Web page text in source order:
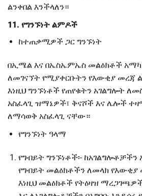
ልንቀበል እንችላለን።
11. የግንኙነት ልምዶች
ከተጠቃሚዎች ጋር ግንኙነት
በኢሜል እና በኤስኤምኤስ መልዕክቶች
ለመገናኘት የሚያቀርቡትን የእውቂያ መረጃ
እነዚህ ግንኙነቶች የጠየቁትን አገልግሎት
አስፈላጊ ዝማኔዎች፣ ቅናሾች እና ሌሎች
ለማሳወቅ አስፈላጊ ናቸው።
የግንኙነት ዓላማ
የግብይት ግንኙነቶች፡-
የግብይት መልዕክቶችን ለመላክ
እነዚህ መልዕክቶች የትዕዛዝ